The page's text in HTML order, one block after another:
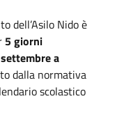
dell’Asilo Nido è
5 giorni
a
dalla normativa
scolastico